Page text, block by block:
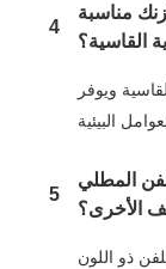
4
مناسبة
القاسية؟
ويوفر
5
المطلي
الأخرى؟
ذو اللون